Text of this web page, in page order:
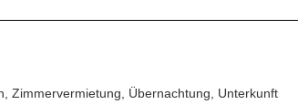
Zimmervermietung, Übernachtung, Unterkunft